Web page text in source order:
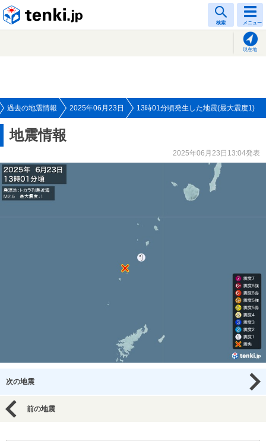
検索 メニュー
現在地
過去の地震情報 2025年06月23日 13時01分頃発生した地震(最大震度1)
地震情報
2025年06月23日13:04発表
次の地震
前の地震